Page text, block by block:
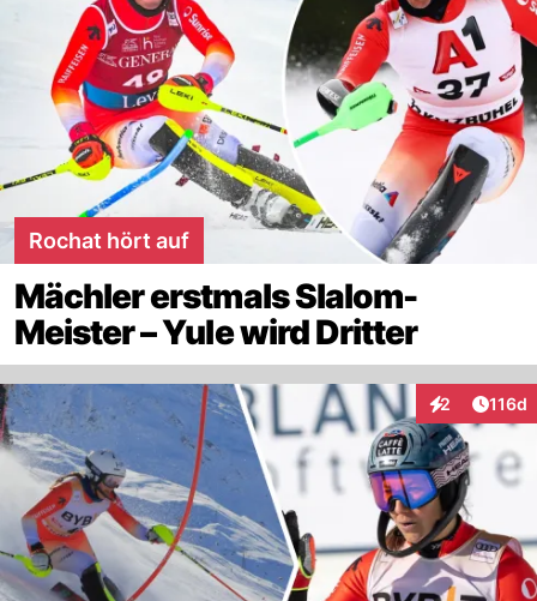
Rochat hört auf
Mächler erstmals Slalom-
Meister – Yule wird Dritter
2
Interaktionen
116d